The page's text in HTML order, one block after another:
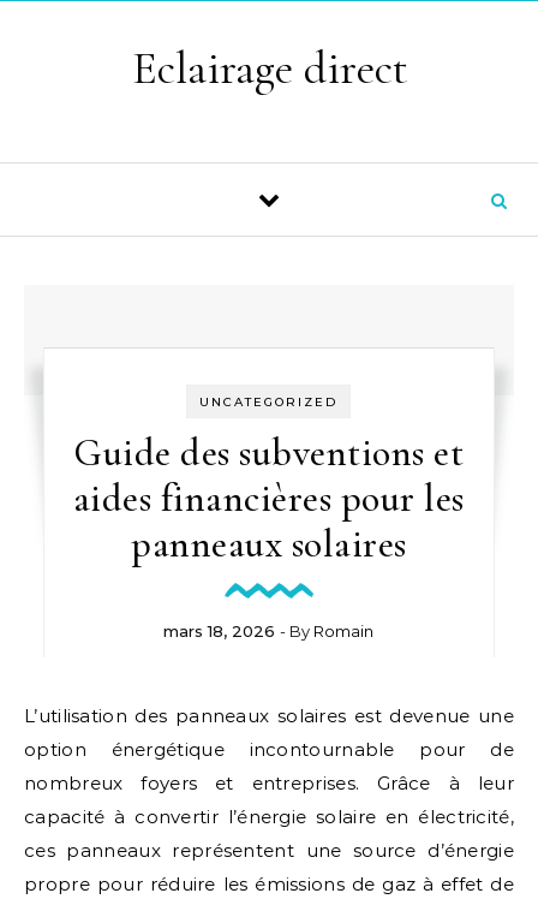
Eclairage direct
UNCATEGORIZED
Guide des subventions et
aides financières pour les
panneaux solaires
mars 18, 2026 - By Romain
L’utilisation des panneaux solaires est devenue une
option énergétique incontournable pour de
nombreux foyers et entreprises. Grâce à leur
capacité à convertir l’énergie solaire en électricité,
ces panneaux représentent une source d’énergie
propre pour réduire les émissions de gaz à effet de